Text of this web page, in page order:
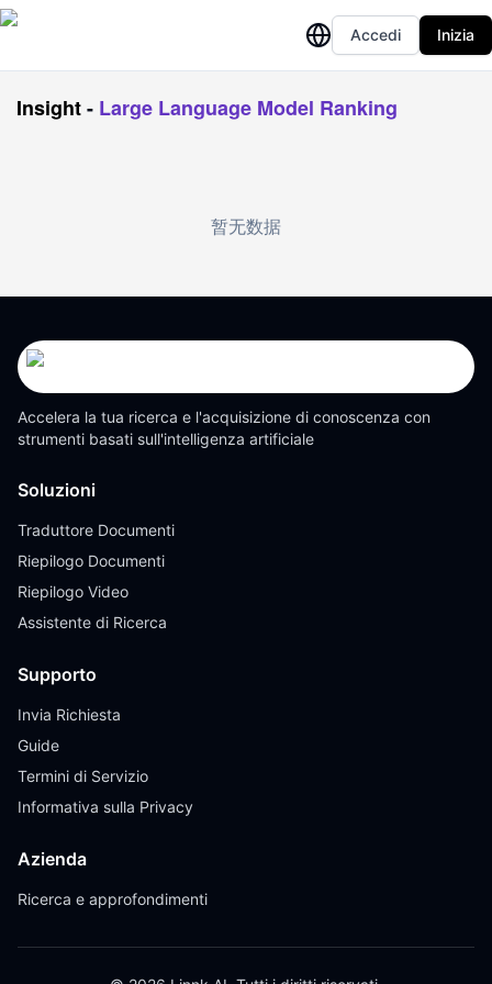
Accedi Inizia
Insight- Large Language Model Ranking
暂无数据
Accelera la tua ricerca e l'acquisizione di conoscenza con
strumenti basati sull'intelligenza artificiale
Soluzioni
Traduttore Documenti
Riepilogo Documenti
Riepilogo Video
Assistente di Ricerca
Supporto
Invia Richiesta
Guide
Termini di Servizio
Informativa sulla Privacy
Azienda
Ricerca e approfondimenti